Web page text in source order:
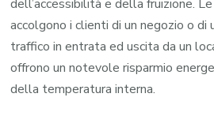
dell’accessibilità e della fruizione. Le
accolgono i clienti di un negozio o
traffico in entrata ed uscita da un
offrono un notevole risparmio
della temperatura interna.